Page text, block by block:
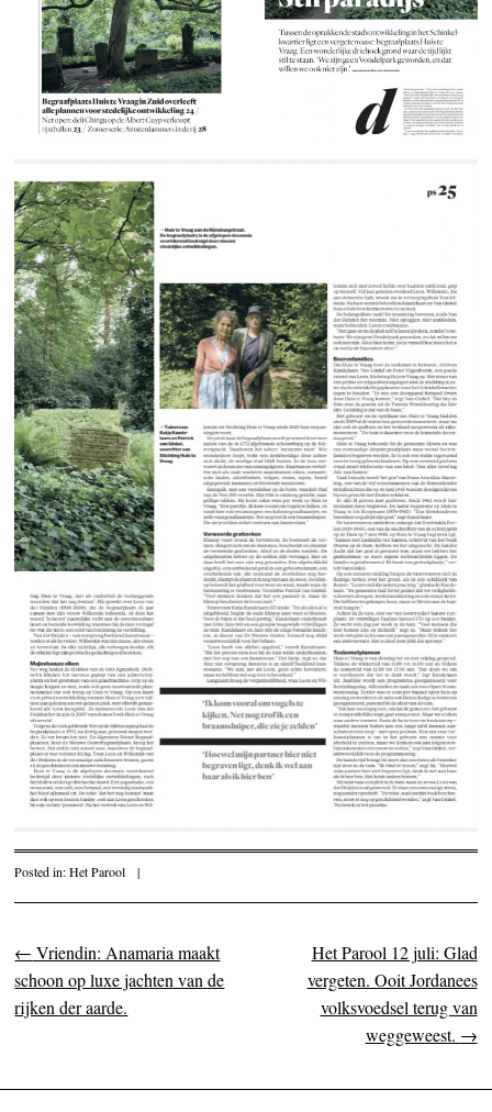
Posted in:Het Parool |
Post navigation
← Vriendin: Anamaria maakt
schoon op luxe jachten van de
rijken der aarde.
Het Parool 12 juli: Glad
vergeten. Ooit Jordanees
volksvoedsel terug van
weggeweest. →